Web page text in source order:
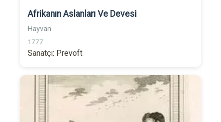
Afrikanın Aslanları Ve Devesi
Hayvan
1777
Sanatçı: Prevoft